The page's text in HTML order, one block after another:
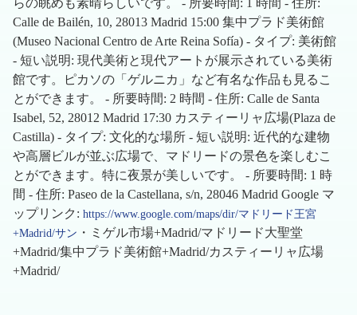
らの眺めも素晴らしいです。 - 所要時間: 1 時間 - 住所:
Calle de Bailén, 10, 28013 Madrid 15:00 集中プラド美術館
(Museo Nacional Centro de Arte Reina Sofía) - タイプ: 美術館
- 短い説明: 現代美術と現代アートが展示されている美術
館です。ピカソの「ゲルニカ」など有名な作品も見るこ
とができます。 - 所要時間: 2 時間 - 住所: Calle de Santa
Isabel, 52, 28012 Madrid 17:30 カスティーリャ広場(Plaza de
Castilla) - タイプ: 文化的な場所 - 短い説明: 近代的な建物
や高層ビルが並ぶ広場で、マドリードの景色を楽しむこ
とができます。特に夜景が美しいです。 - 所要時間: 1 時
間 - 住所: Paseo de la Castellana, s/n, 28046 Madrid Google マ
ップリンク: https://www.google.com/maps/dir/マドリード王宮
+Madrid/サン ・ミゲル市場+Madrid/マドリード大聖堂
+Madrid/集中プラド美術館+Madrid/カスティーリャ広場
+Madrid/